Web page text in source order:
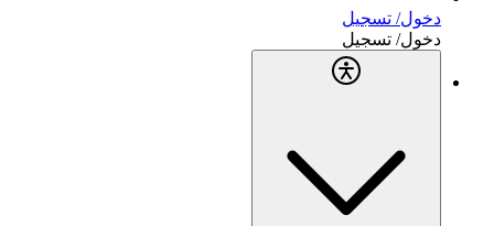
دخول/ تسجيل
دخول/ تسجيل